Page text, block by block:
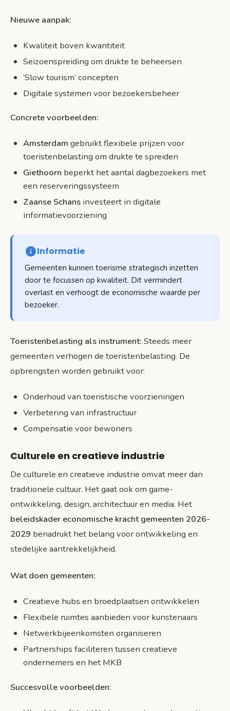
Nieuwe aanpak:
Kwaliteit boven kwantiteit
Seizoenspreiding om drukte te beheersen
‘Slow tourism’ concepten
Digitale systemen voor bezoekersbeheer
Concrete voorbeelden:
Amsterdam gebruikt flexibele prijzen voor
toeristenbelasting om drukte te spreiden
Giethoorn beperkt het aantal dagbezoekers met
een reserveringssysteem
Zaanse Schansinvesteert in digitale
informatievoorziening
Informatie
Gemeenten kunnen toerisme strategisch inzetten
door te focussen op kwaliteit. Dit vermindert
overlast en verhoogt de economische waarde per
bezoeker.
Toeristenbelasting als instrument: Steeds meer
gemeenten verhogen de toeristenbelasting. De
opbrengsten worden gebruikt voor:
Onderhoud van toeristische voorzieningen
Verbetering van infrastructuur
Compensatie voor bewoners
Culturele en creatieve industrie
De culturele en creatieve industrie omvat meer dan
traditionele cultuur. Het gaat ook om game-
ontwikkeling, design, architectuur en media. Het
beleidskader economische kracht gemeenten 2026-
2029 benadrukt het belang voor ontwikkeling en
stedelijke aantrekkelijkheid.
Wat doen gemeenten:
Creatieve hubs en broedplaatsen ontwikkelen
Flexibele ruimtes aanbieden voor kunstenaars
Netwerkbijeenkomsten organiseren
Partnerships faciliteren tussen creatieve
ondernemers en het MKB
Succesvolle voorbeelden: